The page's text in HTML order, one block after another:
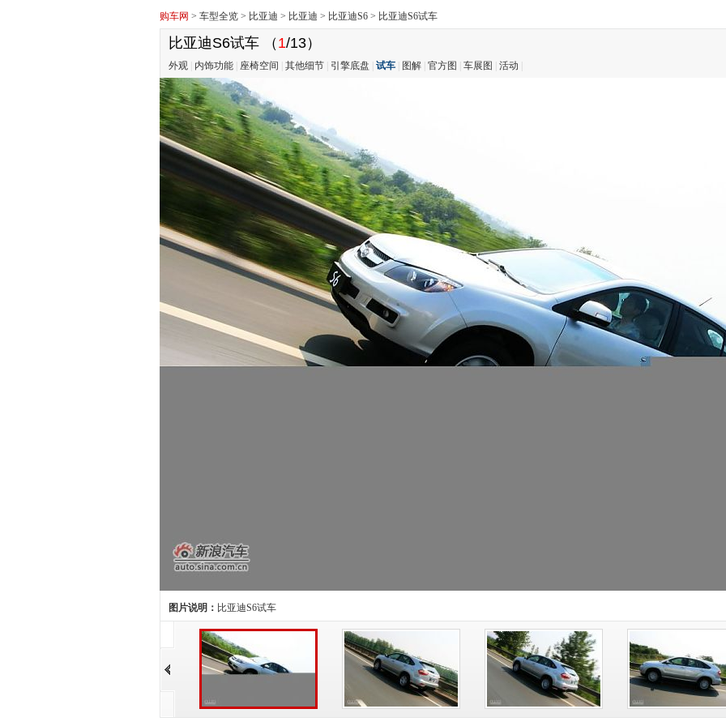
购车网 > 车型全览 > 比亚迪 > 比亚迪 > 比亚迪S6 > 比亚迪S6试车
比亚迪S6试车 （ 1/13）
外观 内饰功能 座椅空间 其他细节 引擎底盘 试车 图解 官方图 车展图 活动
图片说明： 比亚迪S6试车